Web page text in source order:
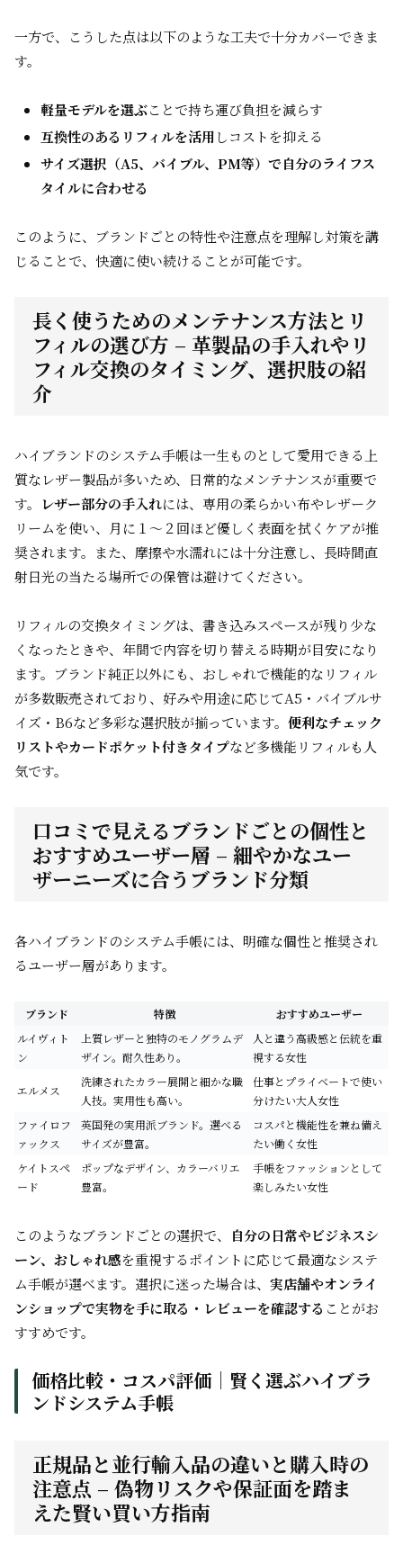
一方で、こうした点は以下のような工夫で十分カバーできま
す。
軽量モデルを選ぶことで持ち運び負担を減らす
互換性のあるリフィルを活用しコストを抑える
サイズ選択（A5、バイブル、PM等）で自分のライフス
タイルに合わせる
このように、ブランドごとの特性や注意点を理解し対策を講
じることで、快適に使い続けることが可能です。
長く使うためのメンテナンス方法とリ
フィルの選び方 – 革製品の手入れやリ
フィル交換のタイミング、選択肢の紹
介
ハイブランドのシステム手帳は一生ものとして愛用できる上
質なレザー製品が多いため、日常的なメンテナンスが重要で
す。
レザー部分の手入れには、専用の柔らかい布やレザーク
リームを使い、月に１～２回ほど優しく表面を拭くケアが推
奨されます。また、摩擦や水濡れには十分注意し、長時間直
射日光の当たる場所での保管は避けてください。
リフィルの交換タイミングは、書き込みスペースが残り少な
くなったときや、年間で内容を切り替える時期が目安になり
ます。ブランド純正以外にも、おしゃれで機能的なリフィル
が多数販売されており、好みや用途に応じてA5・バイブルサ
イズ・B6など多彩な選択肢が揃っています。 便利なチェック
リストやカードポケット付きタイプなど多機能リフィルも人
気です。
口コミで見えるブランドごとの個性と
おすすめユーザー層 – 細やかなユー
ザーニーズに合うブランド分類
各ハイブランドのシステム手帳には、明確な個性と推奨され
るユーザー層があります。
ブランド 特徴
おすすめユーザー
ルイヴィト
ン
上質レザーと独特のモノグラムデ
ザイン。耐久性あり。
人と違う高級感と伝統を重
視する女性
エルメス
洗練されたカラー展開と細かな職
人技。実用性も高い。
仕事とプライベートで使い
分けたい大人女性
ファイロフ
ァックス
英国発の実用派ブランド。選べる
サイズが豊富。
コスパと機能性を兼ね備え
たい働く女性
ケイトスペ
ード
ポップなデザイン、カラーバリエ
豊富。
手帳をファッションとして
楽しみたい女性
このようなブランドごとの選択で、
自分の日常やビジネスシ
ーン、おしゃれ感を重視するポイントに応じて最適なシステ
ム手帳が選べます。選択に迷った場合は、 実店舗やオンライ
ンショップで実物を手に取る・レビューを確認する ことがお
すすめです。
価格比較・コスパ評価｜賢く選ぶハイブラ
ンドシステム手帳
正規品と並行輸入品の違いと購入時の
注意点 – 偽物リスクや保証面を踏ま
えた賢い買い方指南